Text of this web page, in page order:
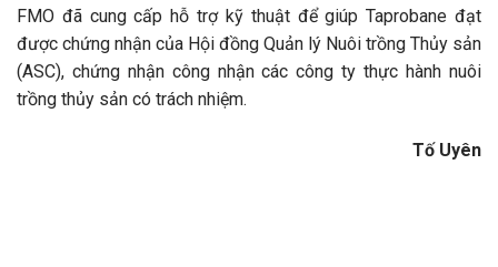
FMO đã cung cấp hỗ trợ kỹ thuật để giúp Taprobane đạt
được chứng nhận của Hội đồng Quản lý Nuôi trồng Thủy sản
(ASC), chứng nhận công nhận các công ty thực hành nuôi
trồng thủy sản có trách nhiệm.
Tố Uyên